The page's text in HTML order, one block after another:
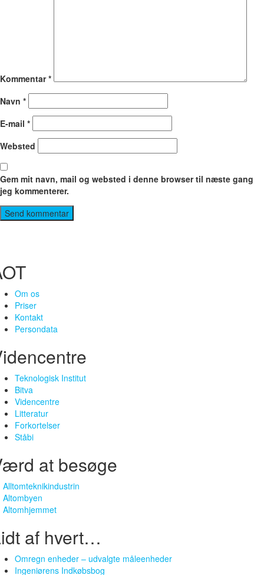
Kommentar*
Navn *
E-mail *
Websted
Gem mit navn, mail og websted i denne browser til næste gang
jeg kommenterer.
Om os
Priser
Kontakt
Persondata
Teknologisk Institut
Bitva
Videncentre
Litteratur
Forkortelser
Ståbi
at besøge
Alltomteknikindustrin
Altombyen
Altomhjemmet
af hvert…
Omregn enheder – udvalgte måleenheder
Ingeniørens Indkøbsbog